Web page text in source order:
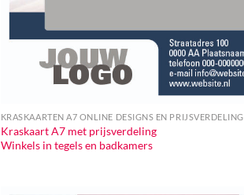
KRASKAARTEN A7 ONLINE DESIGNS EN PRIJSVERDELING
Kraskaart A7 met prijsverdeling
Winkels in tegels en badkamers